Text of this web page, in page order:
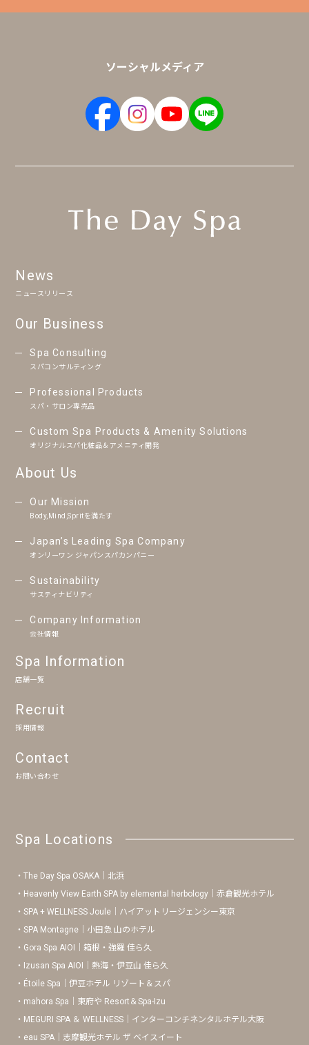
ソーシャルメディア
News
ニュースリリース
Our Business
Spa Consulting
スパコンサルティング
Professional Products
スパ・サロン専売品
Custom Spa Products & Amenity Solutions
オリジナルスパ化粧品＆アメニティ開発
About Us
Our Mission
Body,Mind,Spritを満たす
Japan’s Leading Spa Company
オンリーワン ジャパンスパカンパニー
Sustainability
サスティナビリティ
Company Information
会社情報
Spa Information
店舗一覧
Recruit
採用情報
Contact
お問い合わせ
Spa Locations
The Day Spa OSAKA｜北浜
Heavenly View Earth SPA by elemental herbology｜赤倉観光ホテル
SPA + WELLNESS Joule｜ハイアットリージェンシー東京
SPA Montagne｜小田急 山のホテル
Gora Spa AIOI｜箱根・強羅 佳ら久
Izusan Spa AIOI｜熱海・伊豆山 佳ら久
Étoile Spa｜伊豆ホテル リゾート＆スパ
mahora Spa｜東府や Resort＆Spa-Izu
MEGURI SPA ＆ WELLNESS｜インターコンチネンタルホテル大阪
eau SPA｜志摩観光ホテル ザ ベイスイート